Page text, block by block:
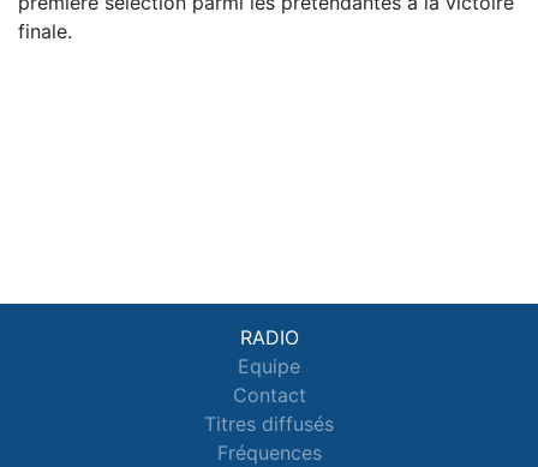
finale.
RADIO
Equipe
Contact
Titres diffusés
Fréquences